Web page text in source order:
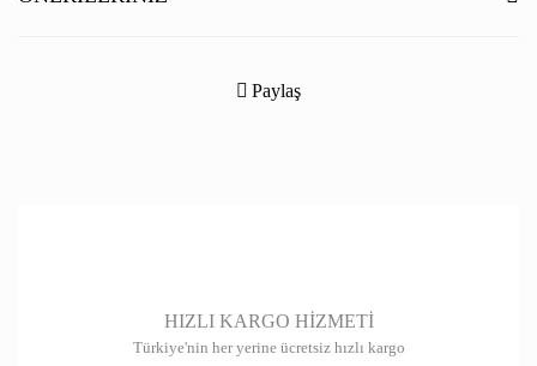
yetersiz gördüğünüz noktaları öneri formunu kullanarak tarafımıza
Ürün fiyatı diğer sitelerden daha pahalı.
Paylaş
HIZLI KARGO HİZMETİ
Türkiye'nin her yerine ücretsiz hızlı kargo